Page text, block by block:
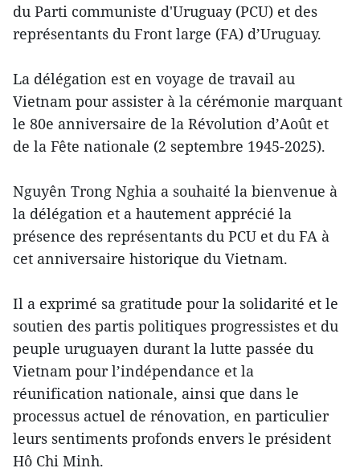
du Parti communiste d'Uruguay (PCU) et des
représentants du Front large (FA) d’Uruguay.
La délégation est en voyage de travail au
Vietnam pour assister à la cérémonie marquant
le 80e anniversaire de la Révolution d’Août et
de la Fête nationale (2 septembre 1945-2025).
Nguyên Trong Nghia a souhaité la bienvenue à
la délégation et a hautement apprécié la
présence des représentants du PCU et du FA à
cet anniversaire historique du Vietnam.
Il a exprimé sa gratitude pour la solidarité et le
soutien des partis politiques progressistes et du
peuple uruguayen durant la lutte passée du
Vietnam pour l’indépendance et la
réunification nationale, ainsi que dans le
processus actuel de rénovation, en particulier
leurs sentiments profonds envers le président
Hô Chi Minh.